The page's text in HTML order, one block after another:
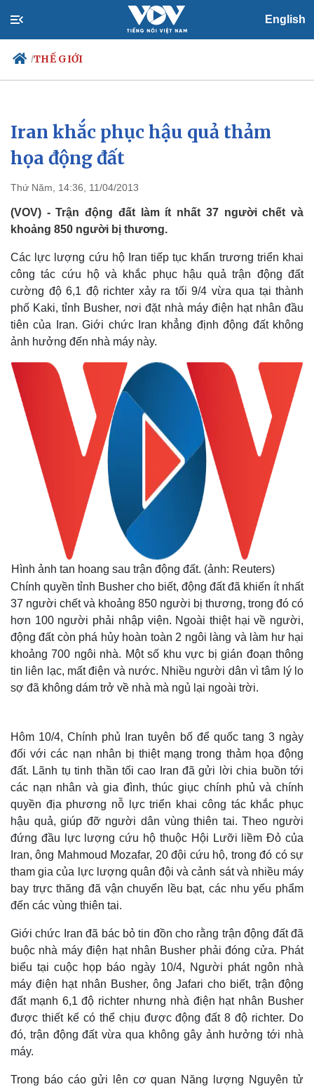
English
/THẾ GIỚI
Chính trị
Tổ chức nhân sự
Nhận diện sự thật
Xã hội
Việc làm
Iran khắc phục hậu quả thảm
họa động đất
Thứ Năm, 14:36, 11/04/2013
(VOV) - Trận động đất làm ít nhất 37 người chết và
khoảng 850 người bị thương.
Các lực lượng cứu hộ Iran tiếp tục khẩn trương triển khai
công tác cứu hộ và khắc phục hậu quả trận động đất
cường độ 6,1 độ richter xảy ra tối 9/4 vừa qua tại thành
phố Kaki, tỉnh Busher, nơi đặt nhà máy điện hạt nhân đầu
tiên của Iran. Giới chức Iran khẳng định động đất không
ảnh hưởng đến nhà máy này.
Hình ảnh tan hoang sau trận động đất. (ảnh: Reuters)
Chính quyền tỉnh Busher cho biết, động đất đã khiến ít nhất
37 người chết và khoảng 850 người bị thương, trong đó có
hơn 100 người phải nhập viện. Ngoài thiệt hại về người,
động đất còn phá hủy hoàn toàn 2 ngôi làng và làm hư hại
khoảng 700 ngôi nhà. Một số khu vực bị gián đoạn thông
tin liên lạc, mất điện và nước. Nhiều người dân vì tâm lý lo
sợ đã không dám trở về nhà mà ngủ lại ngoài trời.
Hôm 10/4, Chính phủ Iran tuyên bố để quốc tang 3 ngày
đối với các nạn nhân bị thiệt mạng trong thảm họa động
đất. Lãnh tụ tinh thần tối cao Iran đã gửi lời chia buồn tới
các nạn nhân và gia đình, thúc giục chính phủ và chính
quyền địa phương nỗ lực triển khai công tác khắc phục
hậu quả, giúp đỡ người dân vùng thiên tai. Theo người
đứng đầu lực lượng cứu hộ thuộc Hội Lưỡi liềm Đỏ của
Iran, ông Mahmoud Mozafar, 20 đội cứu hộ, trong đó có sự
tham gia của lực lượng quân đội và cảnh sát và nhiều máy
bay trực thăng đã vận chuyển lều bạt, các nhu yếu phẩm
đến các vùng thiên tai.
Giới chức Iran đã bác bỏ tin đồn cho rằng trận động đất đã
buộc nhà máy điện hạt nhân Busher phải đóng cửa. Phát
biểu tại cuộc họp báo ngày 10/4, Người phát ngôn nhà
máy điện hạt nhân Busher, ông Jafari cho biết, trận động
đất mạnh 6,1 độ richter nhưng nhà điện hạt nhân Busher
được thiết kế có thể chịu được động đất 8 độ richter. Do
đó, trận động đất vừa qua không gây ảnh hưởng tới nhà
máy.
Trong báo cáo gửi lên cơ quan Năng lượng Nguyên tử